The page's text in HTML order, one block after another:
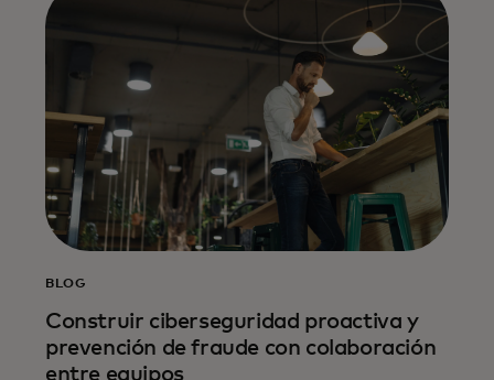
BLOG
Construir ciberseguridad proactiva y
prevención de fraude con colaboración
entre equipos